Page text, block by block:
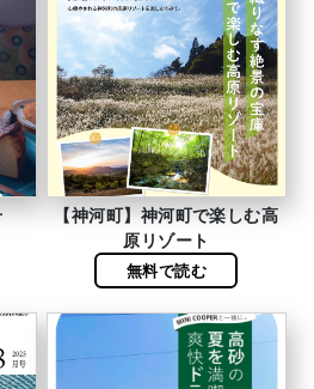
【神河町】神河町で楽しむ高
原リゾート
無料で読む